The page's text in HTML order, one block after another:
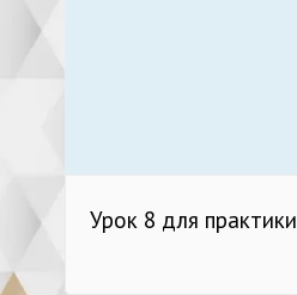
Урок 8 для практики